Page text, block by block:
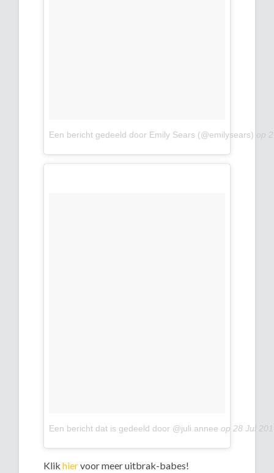
Een bericht gedeeld door Emily Sears (@emilysears) op
Een bericht dat is gedeeld door @juli.annee op28 Jul
Klikhiervoor meer uitbrak-babes!